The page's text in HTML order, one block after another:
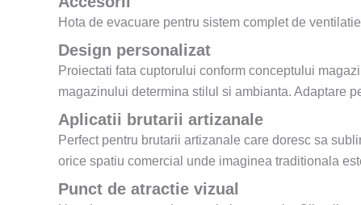
Hota de evacuare pentru sistem complet de
Design personalizat
Proiectati fata cuptorului conform conceptului
magazinului determina stilul si ambianta. Adaptare
Aplicatii brutarii artizanale
Perfect pentru brutarii artizanale care doresc sa
orice spatiu comercial unde imaginea traditionala
Punct de atractie vizual